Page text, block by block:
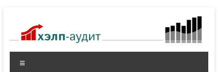
содержимому